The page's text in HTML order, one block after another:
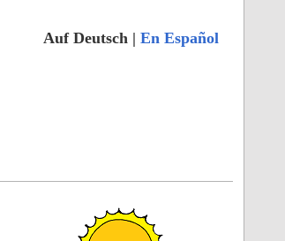
Auf Deutsch | En Español